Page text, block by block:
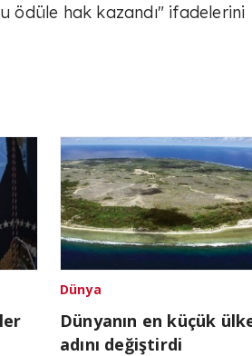
ödüle hak kazandı" ifadelerini
Dünya
Dünyanın en küçük
adını değiştirdi